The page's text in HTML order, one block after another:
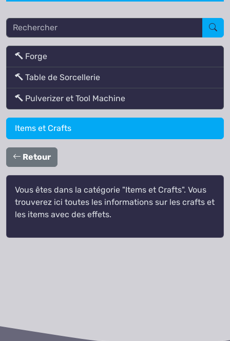
Rechercher
Forge
Table de Sorcellerie
Pulverizer et Tool Machine
Items et Crafts
Retour
Vous êtes dans la catégorie "Items et Crafts". Vous
trouverez ici toutes les informations sur les crafts et
les items avec des effets.